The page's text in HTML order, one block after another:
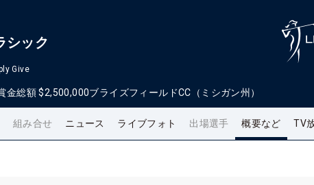
シック
Give
金総額 $2,500,000ブライズフィールドCC（ミシガン州）
組み合せ ニュース ライブフォト 出場選手 概要など TV